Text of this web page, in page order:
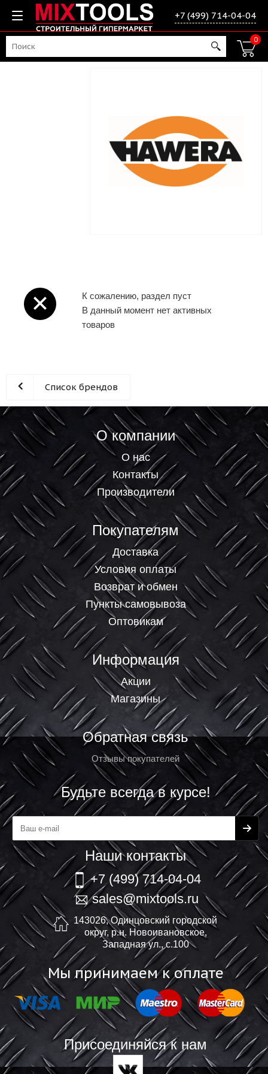
+7 (499) 714-04-04
0
К сожалению, раздел пуст
В данный момент нет активных
товаров
Список брендов
О компании
О нас
Контакты
Производители
Покупателям
Доставка
Условия оплаты
Возврат и обмен
Пункты самовывоза
Оптовикам
Информация
Акции
Магазины
Обратная связь
Отзывы покупателей
Будьте всегда в курсе!
Наши контакты
+7 (499) 714-04-04
sales@mixtools.ru
143026, Одинцовский городской
округ, р.н. Новоивановское,
Западная ул., с.100
Мы принимаем к оплате
Присоединяйся к нам